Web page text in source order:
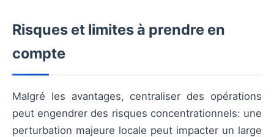
Risques et limites à prendre en
compte
Malgré les avantages, centraliser des opérations
peut engendrer des risques concentrationnels: une
perturbation majeure locale peut impacter un large